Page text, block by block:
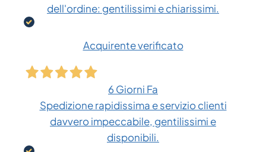
dell'ordine: gentilissimi e chiarissimi.
Acquirente verificato
6 Giorni Fa
Spedizione rapidissima e servizio clienti
davvero impeccabile, gentilissimi e
disponibili.